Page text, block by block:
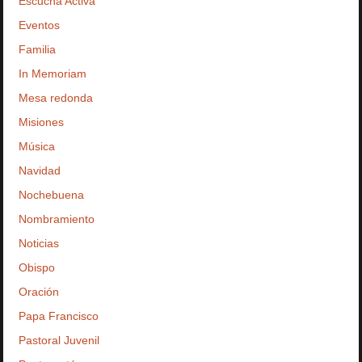
Eventos
Familia
In Memoriam
Mesa redonda
Misiones
Música
Navidad
Nochebuena
Nombramiento
Noticias
Obispo
Oración
Papa Francisco
Pastoral Juvenil